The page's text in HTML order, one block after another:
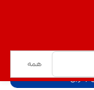
جنوبی